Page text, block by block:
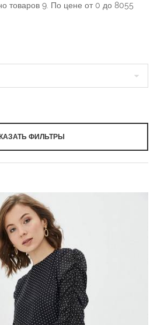
товаров 9 . По цене от0 до 8055
ФИЛЬТРЫ